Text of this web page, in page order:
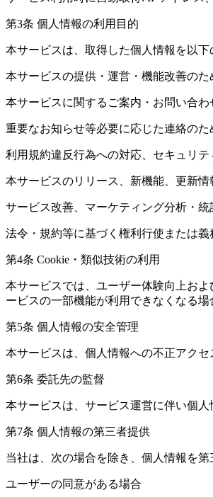
第3条 個人情報の利用目的
本サービスは、取得した個人情報を以下
本サービスの提供・運営・機能改善のた
本サービスに関するご案内・お問い合わ
重要なお知らせ等必要に応じた連絡のた
利用規約違反行為への対応、セキュリテ
本サービスのリリース、新機能、更新情
サービス改善、マーケティング分析・統
法令・規約等に基づく権利行使または義
第4条 Cookie・類似技術の利用
本サービスでは、ユーザー体験向上お
ービスの一部機能が利用できなくなる場
第5条 個人情報の安全管理
本サービスは、個人情報への不正アク
第6条 委託先の監督
本サービスは、サービス運営に伴い個
第7条 個人情報の第三者提供
当社は、次の場合を除き、個人情報を第
ユーザーの同意がある場合